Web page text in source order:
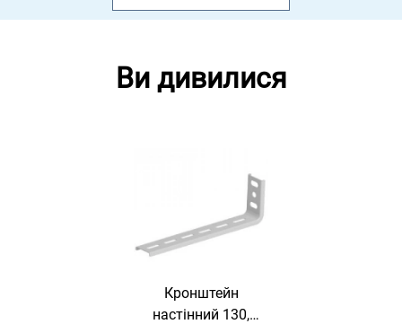
Ви дивилися
Кронштейн
настінний 130,